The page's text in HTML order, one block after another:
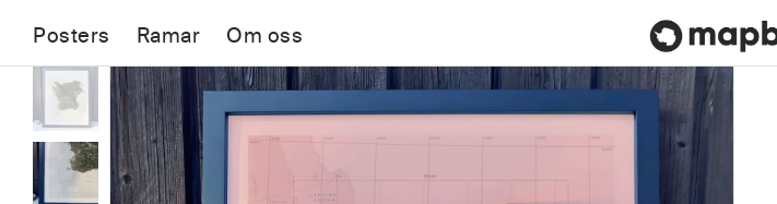
Posters Ramar Om oss